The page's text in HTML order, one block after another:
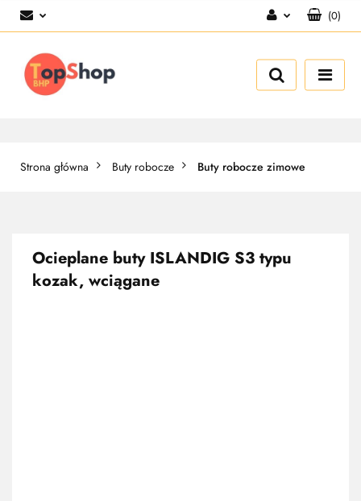
Zarejestruj się
(0)
Strona główna Buty robocze Buty robocze zimowe
Ocieplane buty ISLANDIG S3 typu
kozak, wciągane